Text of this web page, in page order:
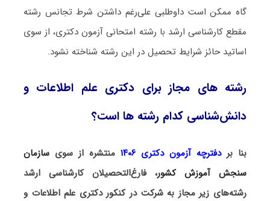
گاه ممکن است داوطلبی علی‌رغم داشتن شرط تجانس رشته
مقطع کارشناسی ارشد با رشته امتحانی آزمون دکتری، از سوی
اساتید حائز شرایط تحصیل در این رشته شناخته نشود.
رشته های مجاز برای دکتری علم اطلاعات و
دانش‌شناسی کدام رشته ها است؟
بنا بردفترچه آزمون دکتری ۱۴۰۶ منتشره از سویسازمان
سنجش آموزش کشور، فارغ‌التحصیلان کارشناسی ارشد
رشته‌های زیر مجاز به شرکت در کنکور دکتری علم اطلاعات و